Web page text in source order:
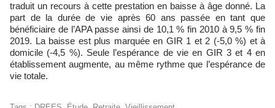
traduit un recours à cette prestation en baisse à âge donné. La
part de la durée de vie après 60 ans passée en tant que
bénéficiaire de l’APA passe ainsi de 10,1 % fin 2010 à 9,5 % fin
2019. La baisse est plus marquée en GIR 1 et 2 (-5,0 %) et à
domicile (-4,5 %). Seule l’espérance de vie en GIR 3 et 4 en
établissement augmente, au même rythme que l’espérance de
vie totale.